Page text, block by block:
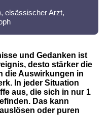
elsässischer Arzt,
und Gedanken ist
desto stärker die
die Auswirkungen in
In jeder Situation
aus, die sich in nur 1
Das kann
oder puren